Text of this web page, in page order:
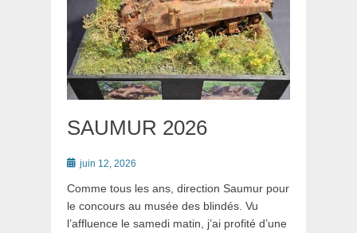
SAUMUR 2026
Postéjuin 12, 2026
Comme tous les ans, direction Saumur pour
le concours au musée des blindés. Vu
l’affluence le samedi matin, j’ai profité d’une